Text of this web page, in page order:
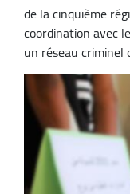
de la cinquième
coordination avec
un réseau criminel